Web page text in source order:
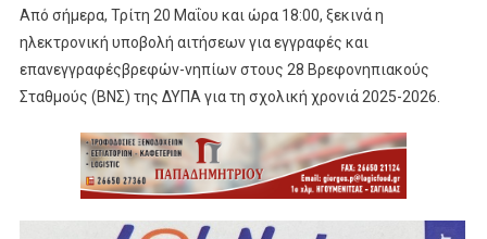
Από σήμερα, Τρίτη 20 Μαΐου και ώρα 18:00, ξεκινά η
ηλεκτρονική υποβολή αιτήσεων για εγγραφές και
επανεγγραφέςβρεφών-νηπίων στους 28 Βρεφονηπιακούς
Σταθμούς (ΒΝΣ) της ΔΥΠΑ για τη σχολική χρονιά 2025-2026.